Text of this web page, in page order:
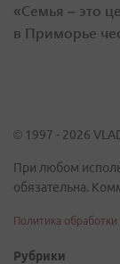
«Семья – это
в Приморье
© 1997 - 2026
При любом
обязательна.
Политика
Рубрики